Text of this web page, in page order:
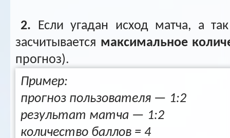
2. Если угадан исход матча, а
засчитывается максимальное
прогноз).
Пример:
прогноз пользователя — 1:2
результат матча — 1:2
количество баллов = 4